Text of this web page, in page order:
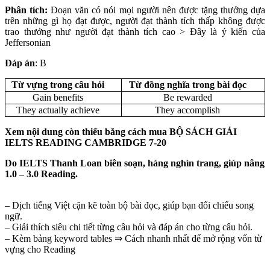
Phân tích:Đoạn văn có nói mọi người nên được tặng thưởng dựa
trên những gì họ đạt được, người đạt thành tích thấp không được
trao thưởng như người đạt thành tích cao > Đây là ý kiến của
Jeffersonian
Đáp án: B
Từ vựng trong câu hỏi
Từ đồng nghĩa trong bài đọc
Gain benefits
Be rewarded
They actually achieve
They accomplish
Xem nội dung còn thiếu bằng cách mua BỘ SÁCH GIẢI
IELTS READING CAMBRIDGE 7-20
Do IELTS Thanh Loan biên soạn, hàng nghìn trang, giúp nâng
1.0 – 3.0 Reading.
– Dịch tiếng Việt cặn kẽ toàn bộ bài đọc, giúp bạn đối chiếu song
ngữ.
– Giải thích siêu chi tiết từng câu hỏi và đáp án cho từng câu hỏi.
– Kèm bảng keyword tables ⇒ Cách nhanh nhất để mở rộng vốn từ
vựng cho Reading